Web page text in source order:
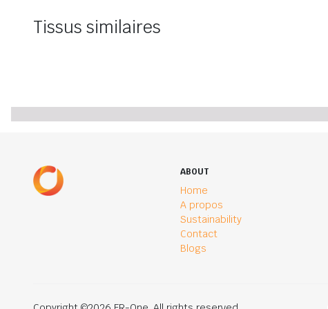
Tissus similaires
ABOUT
Home
A propos
Sustainability
Contact
Blogs